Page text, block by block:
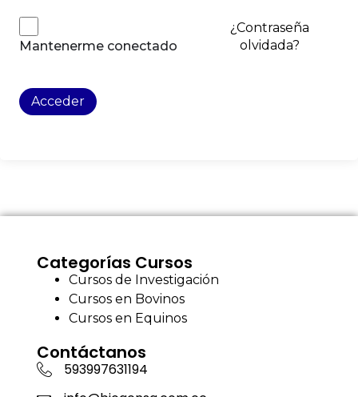
Mantenerme conectado
¿Contraseña
olvidada?
Acceder
Categorías Cursos
Cursos de Investigación
Cursos en Bovinos
Cursos en Equinos
Contáctanos
593997631194